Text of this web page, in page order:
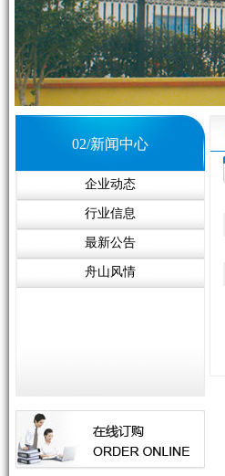
02/新闻中心
企业动态
行业信息
最新公告
舟山风情